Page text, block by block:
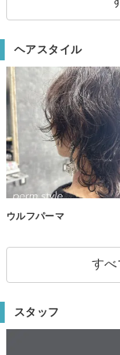
ヘアスタイル
ウルフパーマ
すべ
スタッフ